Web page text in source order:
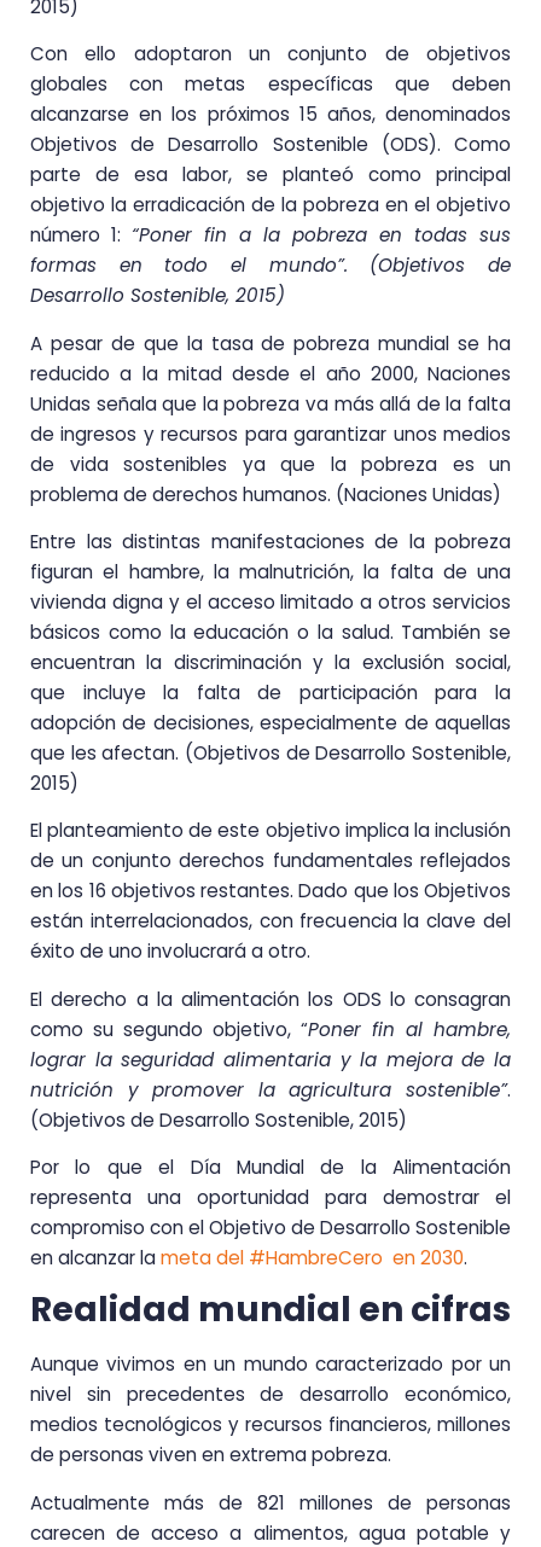
2015)
Con ello adoptaron un conjunto de objetivos
globales con metas específicas que deben
alcanzarse en los próximos 15 años, denominados
Objetivos de Desarrollo Sostenible (ODS). Como
parte de esa labor, se planteó como principal
objetivo la erradicación de la pobreza en el objetivo
número 1: “Poner fin a la pobreza en todas sus
formas en todo el mundo”. (Objetivos de
Desarrollo Sostenible, 2015)
A pesar de que la tasa de pobreza mundial se ha
reducido a la mitad desde el año 2000, Naciones
Unidas señala que la pobreza va más allá de la falta
de ingresos y recursos para garantizar unos medios
de vida sostenibles ya que la pobreza es un
problema de derechos humanos. (Naciones Unidas)
Entre las distintas manifestaciones de la pobreza
figuran el hambre, la malnutrición, la falta de una
vivienda digna y el acceso limitado a otros servicios
básicos como la educación o la salud. También se
encuentran la discriminación y la exclusión social,
que incluye la falta de participación para la
adopción de decisiones, especialmente de aquellas
que les afectan. (Objetivos de Desarrollo Sostenible,
2015)
El planteamiento de este objetivo implica la inclusión
de un conjunto derechos fundamentales reflejados
en los 16 objetivos restantes. Dado que los Objetivos
están interrelacionados, con frecuencia la clave del
éxito de uno involucrará a otro.
El derecho a la alimentación los ODS lo consagran
como su segundo objetivo, “Poner fin al hambre,
lograr la seguridad alimentaria y la mejora de la
nutrición y promover la agricultura sostenible”.
(Objetivos de Desarrollo Sostenible, 2015)
Por lo que el Día Mundial de la Alimentación
representa una oportunidad para demostrar el
compromiso con el Objetivo de Desarrollo Sostenible
en alcanzar lameta del #HambreCero en 2030.
Realidad mundial en cifras
Aunque vivimos en un mundo caracterizado por un
nivel sin precedentes de desarrollo económico,
medios tecnológicos y recursos financieros, millones
de personas viven en extrema pobreza.
Actualmente más de 821 millones de personas
carecen de acceso a alimentos, agua potable y